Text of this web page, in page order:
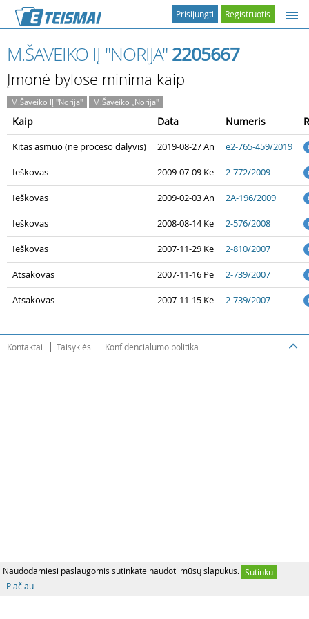
Naudodamiesi paslaugomis sutinkate naudoti mūsų slapukus. Sutinku
Plačiau
Registruotis
Prisijungti
M.ŠAVEIKO IĮ "NORIJA" 2205667
Įmonė bylose minima kaip
M.Šaveiko IĮ "Norija" M.Šaveiko „Norija"
Kaip Data Numeris
Kitas asmuo (ne proceso dalyvis) 2019-08-27 An e2-765-459/2019
Ieškovas 2009-07-09 Ke 2-772/2009
Ieškovas 2009-02-03 An 2A-196/2009
Ieškovas 2008-08-14 Ke 2-576/2008
Ieškovas 2007-11-29 Ke 2-810/2007
Atsakovas 2007-11-16 Pe 2-739/2007
Atsakovas 2007-11-15 Ke 2-739/2007
Kontaktai Taisyklės Konfidencialumo politika